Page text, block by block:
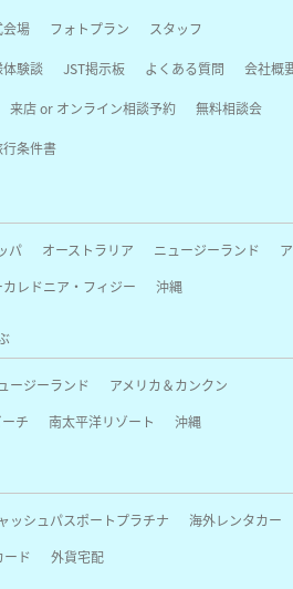
場 フォトプラン スタッフ
体験談 JST掲示板 よくある質問 会社概
来店 or オンライン相談予約 無料相談会
行条件書
パ オーストラリア ニュージーランド
レドニア・フィジー 沖縄
ージーランド
アメリカ＆カンクン
チ 南太平洋リゾート 沖縄
ッシュパスポートプラチナ
海外レンタカー
ド 外貨宅配